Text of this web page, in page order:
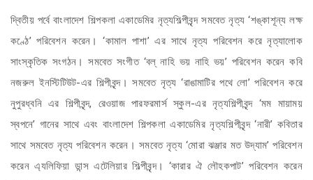
দ্বিতীয় পর্বে বাংলাদেশ শিল্পকলা একাডেমির নৃত্যশিল্পীবৃন্দ সমবেত নৃত্য ‘শঙ্কাশূন্য লক্ষ
কণ্ঠে’ পরিবেশন করেন। ‘কামাল পাশা’ এর সাথে নৃত্য পরিবেশন করে নৃত্যালোক
সাংস্কৃতিক সংগঠন। সমবেত সংগীত ‘বল্ নাহি ভয় নাহি ভয়’ পরিবেশন করেন কবি
নজরুল ইনস্টিটিউট-এর শিল্পীবৃন্দ। সমবেত নৃত্য ‘রাঙামাটির পথে লো’ পরিবেশন করে
নুপুরধ্বনি এর শিল্পীবৃন্দ, রেওয়াজ পারফরমার্স স্কুল-এর নৃত্যশিল্পীবৃন্দ ‘মম মায়াময়
স্বপনে’ গানের সাথে এবং বাংলাদেশ শিল্পকলা একাডেমির নৃত্যশিল্পীবৃন্দ ‘নারী’ কবিতার
সাথে সমবেত নৃত্য পরিবেশন করেন। সমবেত নৃত্য ‘মোরা ঝঞ্জার মত উদ্যাম’ পরিবেশন
করেন এ্যলিফিয়া ডান্স এটেলিয়ার শিল্পীবৃন্দ। ‘কারার ঐ লৌহকপাট’ পরিবেশন করেন